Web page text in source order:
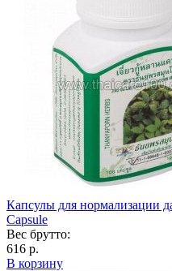
Капсулы для нормализации
Capsule
Вес брутто:
616 р.
В корзину